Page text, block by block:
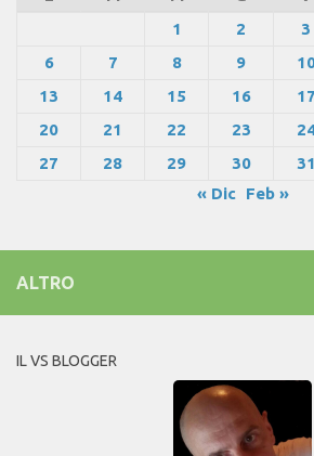
1
2 3
6
7 8 9
13
14 15 16 17
20
21 22 23
27
28 29 30
31
« Dic
Feb »
ALTRO
IL VS BLOGGER